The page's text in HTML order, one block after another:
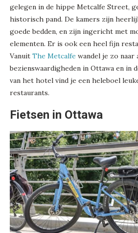
gelegen in de hippe Metcalfe Street,
historisch pand. De kamers zijn
goede bedden, en zijn ingericht met
elementen. Er is ook een heel fijn
Vanuit The Metcalfe wandel je zo naar
bezienswaardigheden in Ottawa en in
van het hotel vind je een heleboel
restaurants.
Fietsen in Ottawa